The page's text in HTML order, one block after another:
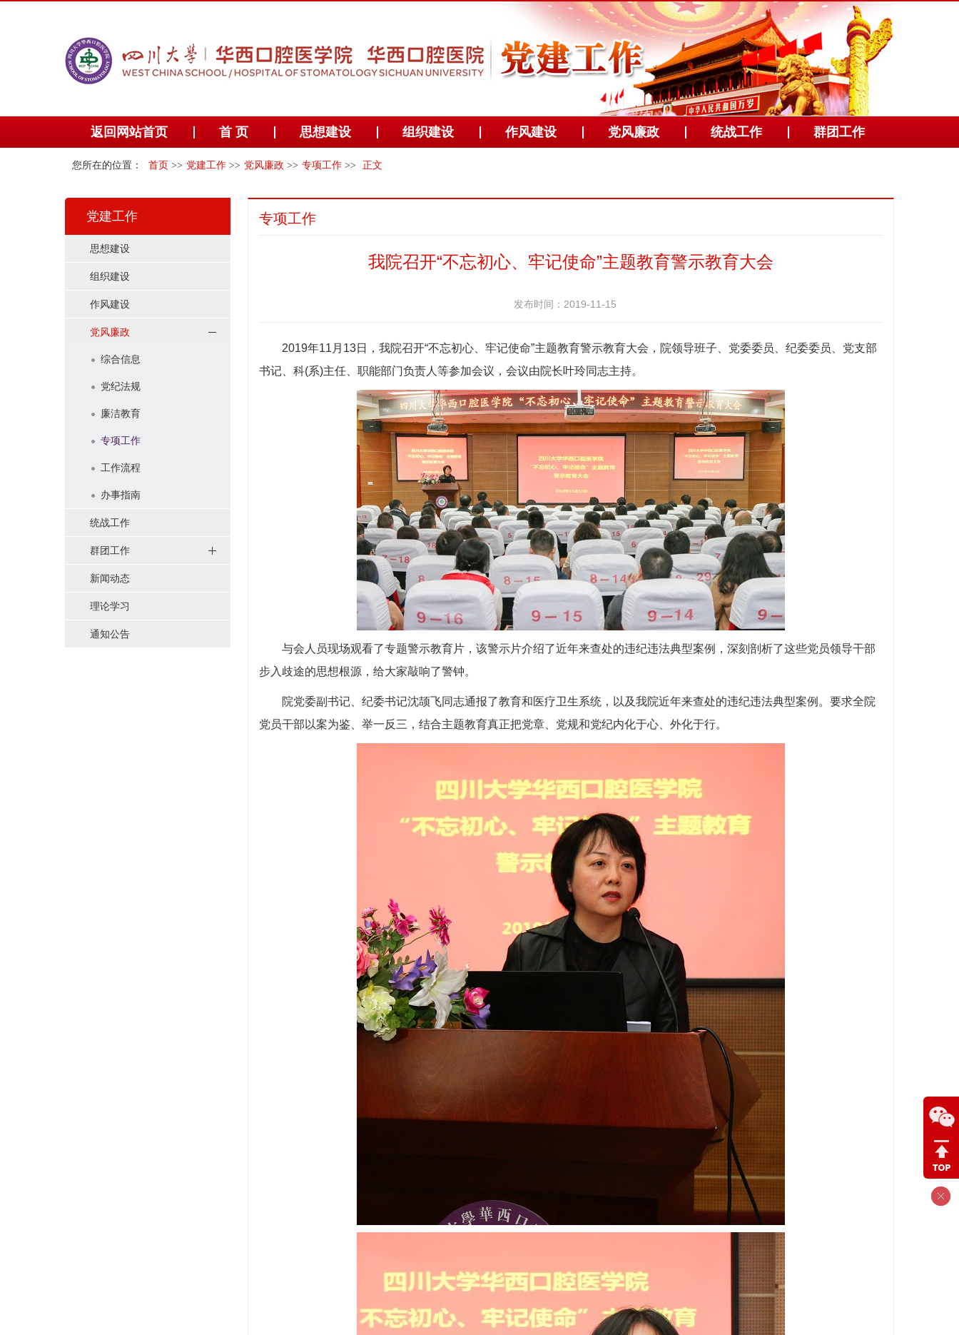
返回网站首页 首 页 思想建设 组织建设 作风建设 党风廉政 统战工作 群团工作
您所在的位置： 首页 >> 党建工作 >> 党风廉政 >> 专项工作 >> 正文
党建工作
思想建设
组织建设
作风建设
党风廉政
综合信息
党纪法规
廉洁教育
专项工作
工作流程
办事指南
统战工作
群团工作
新闻动态
理论学习
通知公告
专项工作
我院召开“不忘初心、牢记使命”主题教育警示教育大会
发布时间：2019-11-15
2019年11月13日，我院召开“不忘初心、牢记使命”主题教育警示教育大会，院领导班子、党委委员、纪委委员、党支部
书记、科(系)主任、职能部门负责人等参加会议，会议由院长叶玲同志主持。
与会人员现场观看了专题警示教育片，该警示片介绍了近年来查处的违纪违法典型案例，深刻剖析了这些党员领导干部
步入歧途的思想根源，给大家敲响了警钟。
院党委副书记、纪委书记沈颉飞同志通报了教育和医疗卫生系统，以及我院近年来查处的违纪违法典型案例。要求全院
党员干部以案为鉴、举一反三，结合主题教育真正把党章、党规和党纪内化于心、外化于行。